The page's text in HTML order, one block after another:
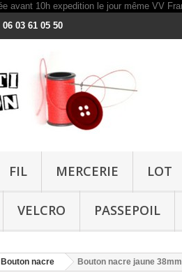
06 03 61 05 50
FIL MERCERIE LOT
VELCRO PASSEPOIL
Bouton nacre Bouton nacre jaune 38mm